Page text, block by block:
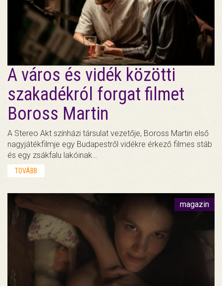
A város és vidék közötti
szakadékról forgat filmet
Boross Martin
A Stereo Akt színházi társulat vezetője, Boross Martin első
nagyjátékfilmje egy Budapestről vidékre érkező filmes stáb
és egy zsákfalu lakóinak…
TOVÁBB
magazin